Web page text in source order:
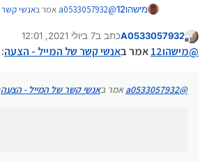
מישהו12 @
a0533057932 אמר באנשי
יש סיבה לכך שעוד לא יצרו ספר
(סתם... אחת ספציפית) יש את
A0533057932כתב ב7 ביולי 2021, 12:01
נערך לאחרונה על ידי
@מישהו12 אמר באנשי קשר של המייל - הצעה:
@
a0533057932אמר באנשי קשר של המייל - הצעה